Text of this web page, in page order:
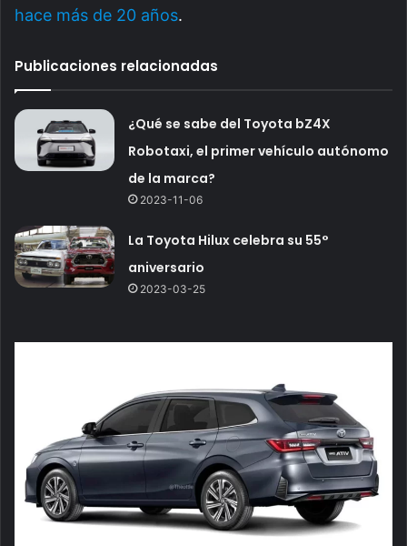
hace más de 20 años.
Publicaciones relacionadas
¿Qué se sabe del Toyota bZ4X
Robotaxi, el primer vehículo autónomo
de la marca?
2023-11-06
La Toyota Hilux celebra su 55°
aniversario
2023-03-25